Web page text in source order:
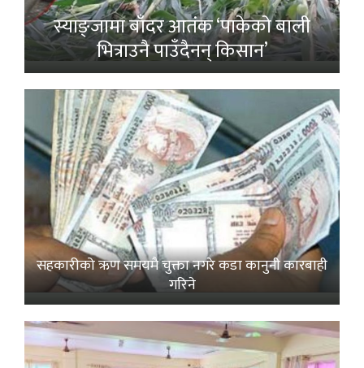
स्याङ्जामा बाँदर आतंक ‘पाकेको बाली
भित्राउनै पाउँदैनन् किसान’
सहकारीको ऋण समयमै चुक्ता नगरे कडा कानुनी कारबाही
गरिने